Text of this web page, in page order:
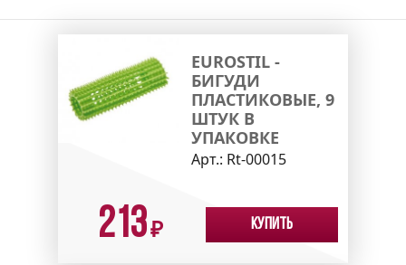
EUROSTIL -
БИГУДИ
ПЛАСТИКОВЫЕ, 9
ШТУК В
УПАКОВКЕ
Арт.: Rt-00015
213₽ Купить